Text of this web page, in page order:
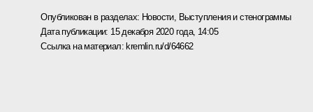
Опубликован в разделах: Новости, Выступления и стенограммы
Дата публикации: 15 декабря 2020 года, 14:05
Ссылка на материал: kremlin.ru/d/64662